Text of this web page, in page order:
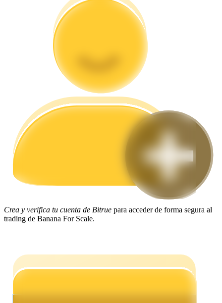
Estrategias comerciales
Aprenda cómo mantenerse rentable
Earn
Crea y verifica tu cuenta de Bitrue para acceder de forma segura al
trading de Banana For Scale.